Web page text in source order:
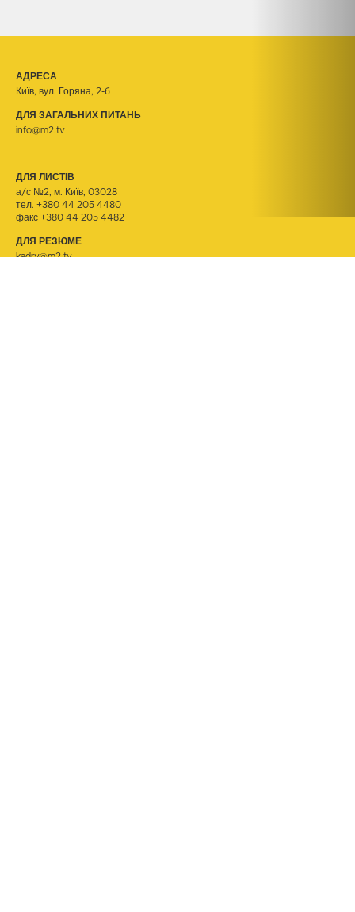
АДРЕСА
Київ, вул. Горяна, 2-б
ДЛЯ ЗАГАЛЬНИХ ПИТАНЬ
info@m2.tv
ДЛЯ ЛИСТІВ
а/с №2, м. Київ, 03028
тел. +380 44 205 4480
факс +380 44 205 4482
ДЛЯ РЕЗЮМЕ
kadry@m2.tv